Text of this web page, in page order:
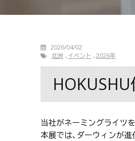
2026/04/02
北洲
イベント 2026年
当社がネーミングライツ
本展では、ダーウィンが進